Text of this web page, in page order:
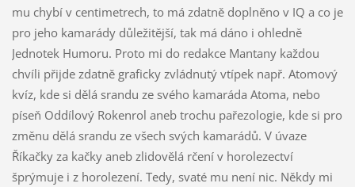
mu chybí v centimetrech, to má zdatně doplněno v IQ a co je
pro jeho kamarády důležitější, tak má dáno i ohledně
Jednotek Humoru. Proto mi do redakce Mantany každou
chvíli přijde zdatně graficky zvládnutý vtípek např. Atomový
kvíz, kde si dělá srandu ze svého kamaráda Atoma, nebo
píseň Oddílový Rokenrol aneb trochu pařezologie, kde si pro
změnu dělá srandu ze všech svých kamarádů. V úvaze
Říkačky za kačky aneb zlidovělá rčení v horolezectví
šprýmuje i z horolezení. Tedy, svaté mu není nic. Někdy mi